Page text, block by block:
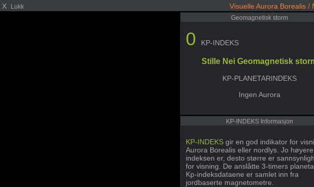
X Lukk Visuelle Aurora Borealis /
Geomagnetisk storm
0 KP-INDEKS
Stille Nei Geomagnetisk
KP-PLANETARINDEKS
Ingen Aurora
KP-INDEKS Informasjon
KP-INDEKS gir en god indikator for
Aurora Borealis eller nordlys. Jo
indeksen er, desto større er
for visning. De anslåtte 3-timers
Kp-indeksdataene er samlet inn fra
jordbaserte magnetometre.